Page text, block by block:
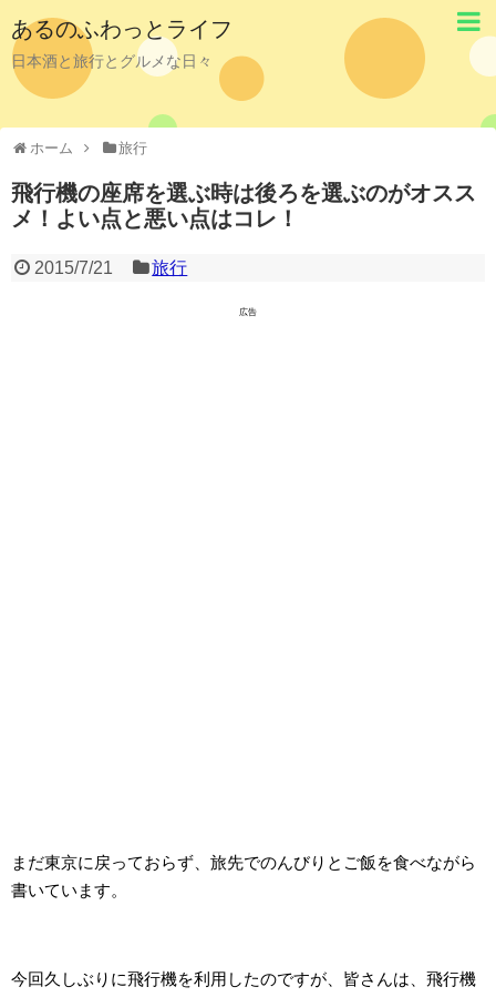
あるのふわっとライフ
日本酒と旅行とグルメな日々
ホーム 旅行
飛行機の座席を選ぶ時は後ろを選ぶのがオスス
メ！よい点と悪い点はコレ！
2015/7/21 旅行
広告
まだ東京に戻っておらず、旅先でのんびりとご飯を食べながら
書いています。
今回久しぶりに飛行機を利用したのですが、皆さんは、飛行機